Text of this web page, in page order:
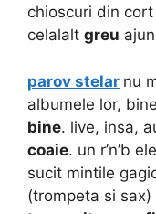
chioscuri din cort
celalalt greu
parov stelar nu
albumele lor,
bine. live, insa,
coaie. un r’n’b
sucit mintile
(trompeta si sax)